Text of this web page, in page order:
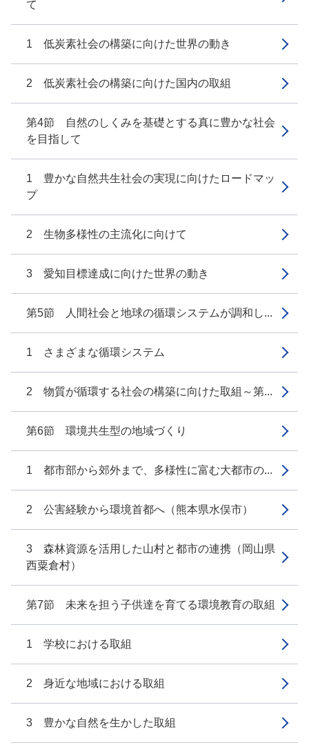
て
1 低炭素社会の構築に向けた世界の動き
2 低炭素社会の構築に向けた国内の取組
第4節 自然のしくみを基礎とする真に豊かな社会
を目指して
1 豊かな自然共生社会の実現に向けたロードマッ
プ
2 生物多様性の主流化に向けて
3 愛知目標達成に向けた世界の動き
第5節 人間社会と地球の循環システムが調和し...
1 さまざまな循環システム
2 物質が循環する社会の構築に向けた取組～第...
第6節 環境共生型の地域づくり
1 都市部から郊外まで、多様性に富む大都市の...
2 公害経験から環境首都へ（熊本県水俣市）
3 森林資源を活用した山村と都市の連携（岡山県
西粟倉村）
第7節 未来を担う子供達を育てる環境教育の取組
1 学校における取組
2 身近な地域における取組
3 豊かな自然を生かした取組